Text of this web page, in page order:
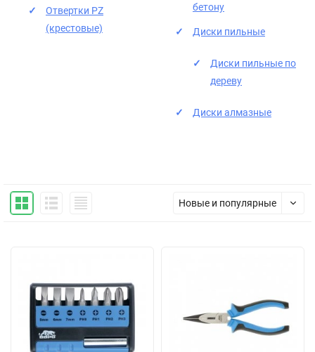
Отвертки PZ
(крестовые)
бетону
Диски пильные
Диски пильные по
дереву
Диски алмазные
Новые и популярные